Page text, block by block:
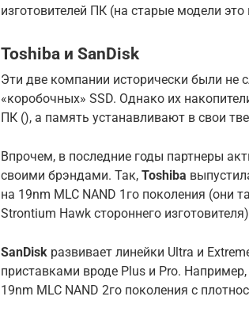
изготовителей ПК (на старые модели это
Toshiba и SanDisk
Эти две компании исторически были не
«коробочных» SSD. Однако их
ПК (), а память устанавливают в свои
Впрочем, в последние годы партнеры
своими брэндами. Так, Toshiba
на 19nm MLC NAND 1го поколения (они
Strontium Hawk стороннего
SanDisk развивает линейки Ultra и
приставками вроде Plus и Pro.
19nm MLC NAND 2го поколения с